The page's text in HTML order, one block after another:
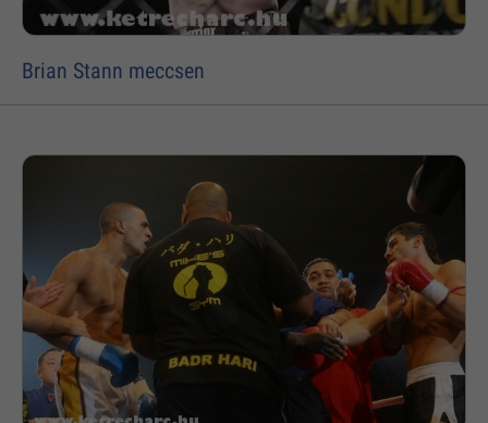
Brian Stann meccsen